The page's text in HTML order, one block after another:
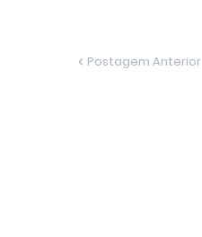
Postagem Anterior